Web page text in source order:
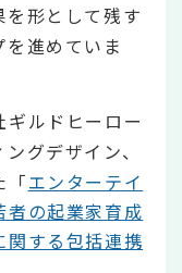
形として残す
進めていま
ルドヒーロー
グデザイン、
「エンターテイ
者の起業家育成
関する包括連携